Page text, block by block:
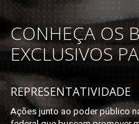
CONHEÇA OS
EXCLUSIVOS
REPRESENTATIVIDADE
Ações junto ao poder público